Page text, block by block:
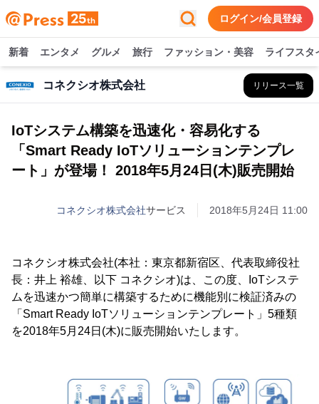
ログイン/会員登録
新着 エンタメ グルメ 旅行 ファッション・美容 ライフスタ
コネクシオ株式会社 リリース一覧
IoTシステム構築を迅速化・容易化する
「Smart Ready IoTソリューションテンプレ
ート」が登場！ 2018年5月24日(木)販売開始
コネクシオ株式会社サービス 2018年5月24日 11:00
コネクシオ株式会社(本社：東京都新宿区、代表取締役社
長：井上 裕雄、以下 コネクシオ)は、この度、IoTシステ
ムを迅速かつ簡単に構築するために機能別に検証済みの
「Smart Ready IoTソリューションテンプレート」5種類
を2018年5月24日(木)に販売開始いたします。